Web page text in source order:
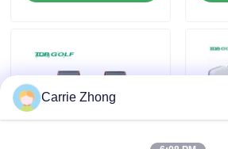
Enjoliveurs de chariot de golf
Tableau de bord de chariot de golf
Carrie Zhong